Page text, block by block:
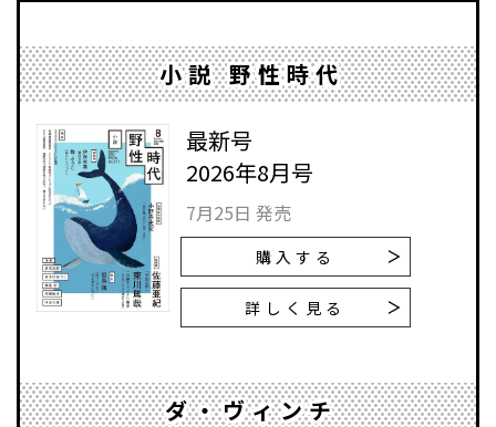
小説 野性時代
最新号
2026年8月号
7月25日 発売
購入する
詳しく見る
ダ・ヴィンチ